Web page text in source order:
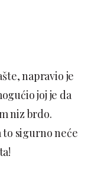
napravio je
joj je da
niz brdo.
to sigurno neće